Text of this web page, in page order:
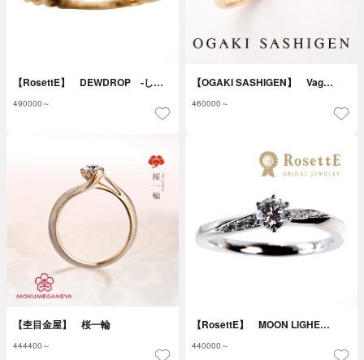
【RosettE】 DEWDROP -し…
490000～
【OGAKI SASHIGEN】 Vag…
460000～
【杢目金屋】 桜一輪
444400～
【RosettE】 MOON LIGHE…
440000～